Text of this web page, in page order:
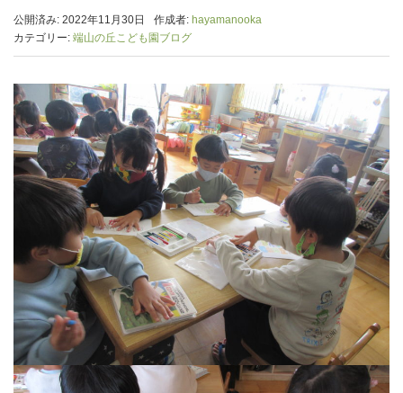
公開済み: 2022年11月30日 作成者: hayamanooka
カテゴリー: 端山の丘こども園ブログ